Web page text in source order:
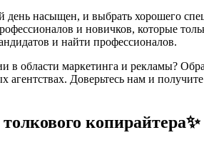
насыщен, и выбрать хорошего
и новичков, которые
и найти профессионалов.
области маркетинга и рекламы?
Доверьтесь нам и
копирайтера✨